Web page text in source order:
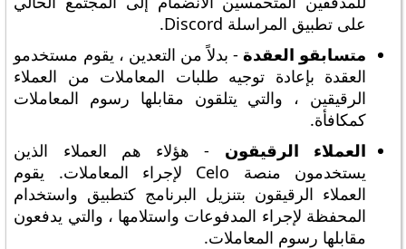
على تطبيق المراسلة Discord.
متسابقو العقدة - بدلاً من التعدين ، يقوم مستخدمو
العقدة بإعادة توجيه طلبات المعاملات من العملاء
الرقيقين ، والتي يتلقون مقابلها رسوم المعاملات
كمكافأة.
العملاء الرقيقون - هؤلاء هم العملاء الذين
يستخدمون منصة Celo لإجراء المعاملات. يقوم
العملاء الرقيقون بتنزيل البرنامج كتطبيق واستخدام
المحفظة لإجراء المدفوعات واستلامها ، والتي يدفعون
مقابلها رسوم المعاملات.